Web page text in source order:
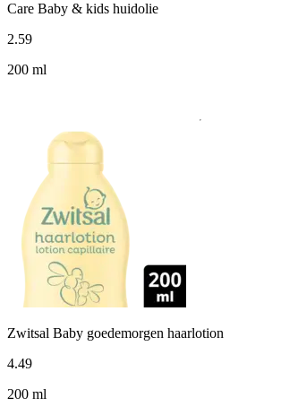
Care Baby & kids huidolie
2.59
200 ml
Zwitsal Baby goedemorgen haarlotion
4.49
200 ml